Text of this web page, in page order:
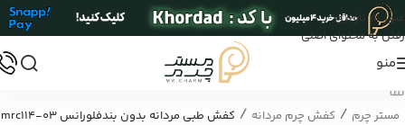
عبور به ناوبری
رفتن به محتوای اصلی
منو
مستر چرم / کفش چرم مردانه / کفش طبی مردانه بدون بندفلورانس mrc114-03